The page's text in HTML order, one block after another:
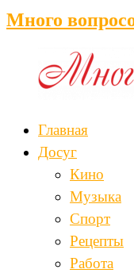
Много
Главная
Досуг
Кино
Музыка
Спорт
Рецепты
Работа